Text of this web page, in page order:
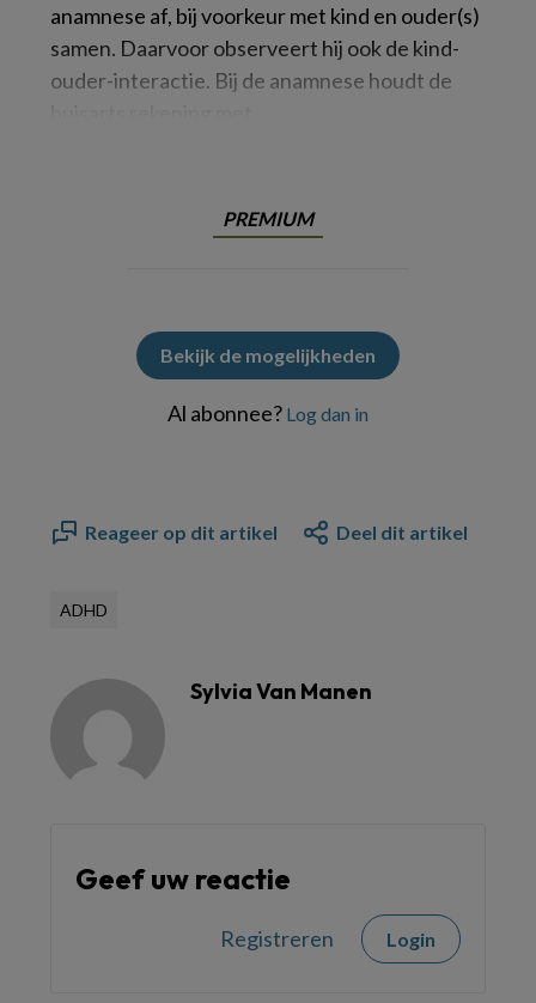
anamnese af, bij voorkeur met kind en ouder(s)
samen. Daarvoor observeert hij ook de kind-
ouder-interactie. Bij de anamnese houdt de
PREMIUM
Bekijk de mogelijkheden
Al abonnee? Log dan in
Reageer op dit artikel Deel dit artikel
ADHD
Sylvia Van Manen
Geef uw reactie
Registreren Login